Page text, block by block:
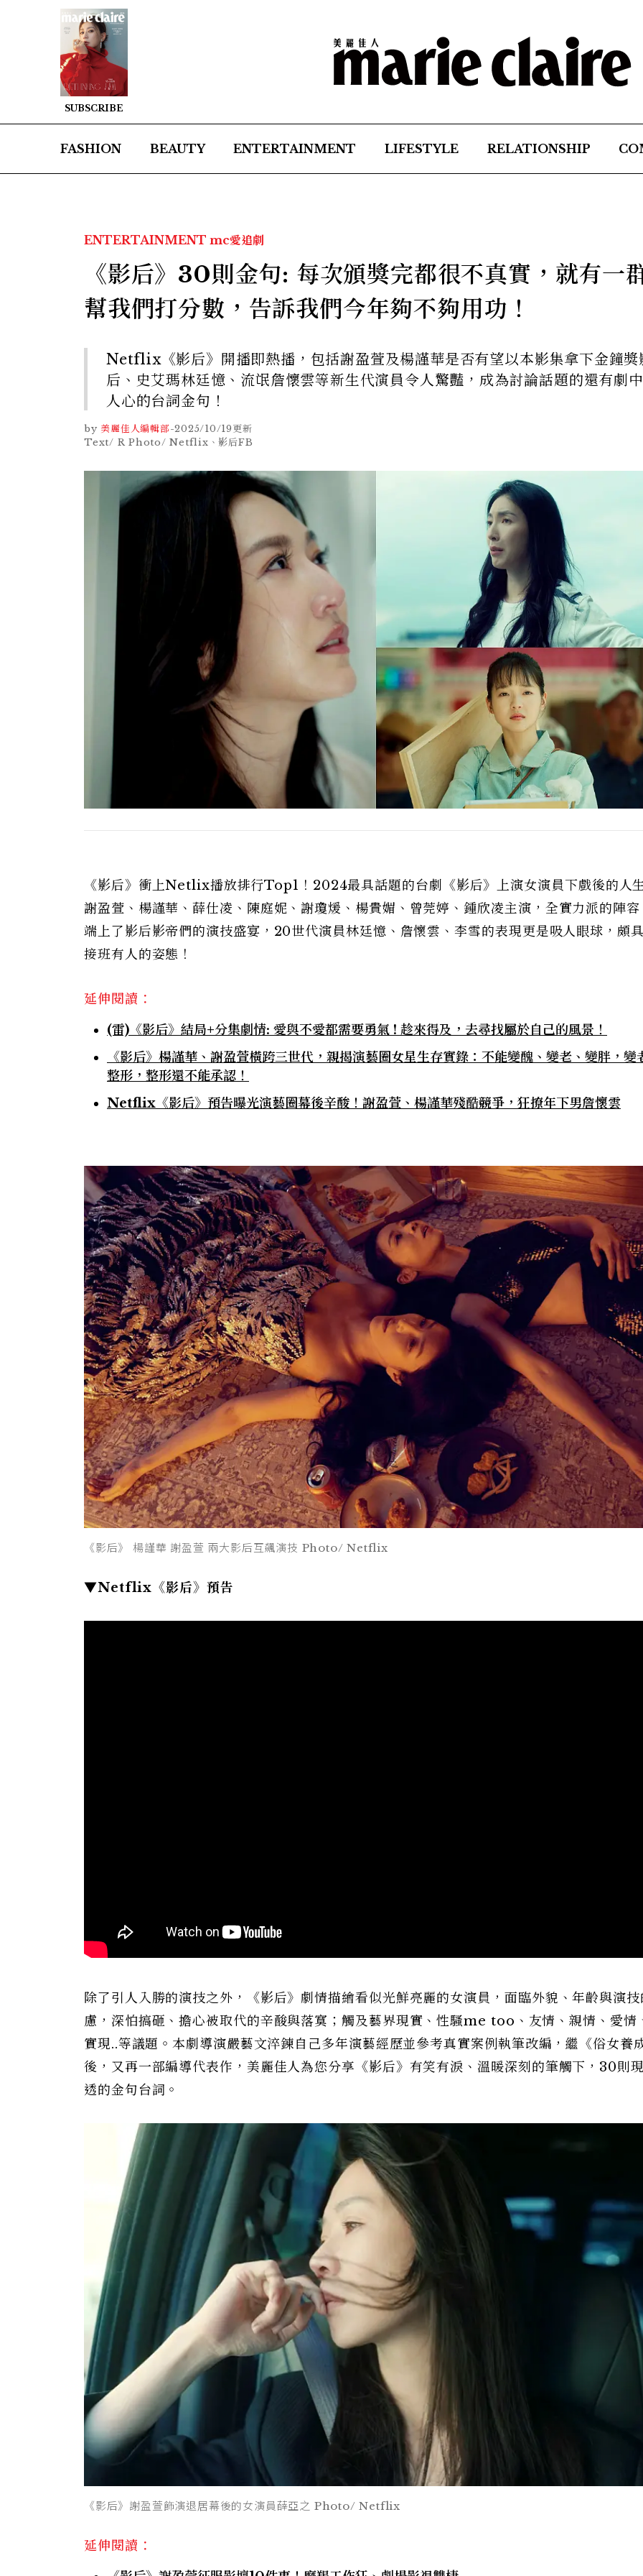
SUBSCRIBE
FASHION BEAUTY ENTERTAINMENT LIFESTYLE RELATIONSHIP
ENTERTAINMENT mc愛追劇
《影后》30則金句: 每次頒獎完都很不真實，就有一
幫我們打分數，告訴我們今年夠不夠用功！
Netflix《影后》開播即熱播，包括謝盈萱及楊謹華是否有望以本影集拿下金鐘獎
后、史艾瑪林廷憶、流氓詹懷雲等新生代演員令人驚豔，成為討論話題的還有劇
人心的台詞金句！
by 美麗佳人編輯部-2025/10/19更新
Text/ R Photo/ Netflix、影后FB
《影后》衝上Netlix播放排行Top1！2024最具話題的台劇《影后》上演女演員下戲後的人
謝盈萱、楊謹華、薛仕凌、陳庭妮、謝瓊煖、楊貴媚、曾莞婷、鍾欣凌主演，全實力派的陣
端上了影后影帝們的演技盛宴，20世代演員林廷憶、詹懷雲、李雪的表現更是吸人眼球，頗
接班有人的姿態！
延伸閱讀：
(雷)《影后》結局+分集劇情: 愛與不愛都需要勇氣 ! 趁來得及，去尋找屬於自己的風景！
《影后》楊謹華、謝盈萱橫跨三世代，親揭演藝圈女星生存實錄：不能變醜、變老、變胖，變
整形，整形還不能承認！
Netflix《影后》預告曝光演藝圈幕後辛酸！謝盈萱、楊謹華殘酷競爭，狂撩年下男詹懷雲
《影后》 楊謹華 謝盈萱 兩大影后互飆演技 Photo/ Netflix
▼Netflix《影后》預告
除了引人入勝的演技之外，《影后》劇情描繪看似光鮮亮麗的女演員，面臨外貌、年齡與演
慮，深怕搞砸、擔心被取代的辛酸與落寞；觸及藝界現實、性騷me too、友情、親情、愛情
實現..等議題。本劇導演嚴藝文淬鍊自己多年演藝經歷並參考真實案例執筆改編，繼《俗女養
後，又再一部編導代表作，美麗佳人為您分享《影后》有笑有淚、溫暖深刻的筆觸下，30則
透的金句台詞。
《影后》謝盈萱飾演退居幕後的女演員薛亞之 Photo/ Netflix
延伸閱讀：